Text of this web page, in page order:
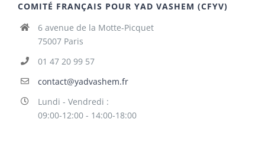
COMITÉ FRANÇAIS POUR YAD VASHEM (CFYV)
6 avenue de la Motte-Picquet
75007 Paris
01 47 20 99 57
contact@yadvashem.fr
Lundi - Vendredi :
09:00-12:00 - 14:00-18:00